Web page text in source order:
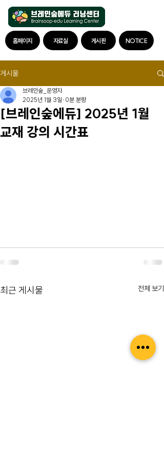
자료실 게시판 NOTICE
홈페이지
게시물
[브레인숲에듀] 2025년 1월
교재 강의 시간표
브레인숲_운영자
2025년 1월 3일 0분 분량
최근 게시물 전체 보기